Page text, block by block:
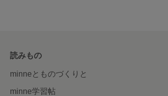
読みもの
minneとものづくりと
minne学習帖